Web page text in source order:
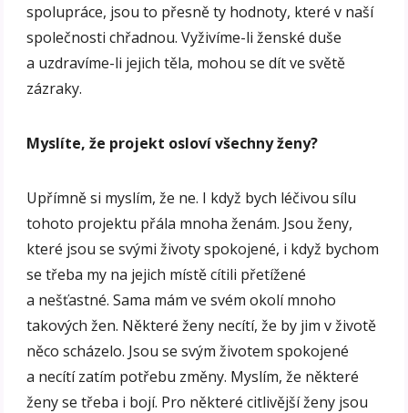
spolupráce, jsou to přesně ty hodnoty, které v naší
společnosti chřadnou. Vyživíme-li ženské duše
a uzdravíme-li jejich těla, mohou se dít ve světě
zázraky.
Myslíte, že projekt osloví všechny ženy?
Upřímně si myslím, že ne. I když bych léčivou sílu
tohoto projektu přála mnoha ženám. Jsou ženy,
které jsou se svými životy spokojené, i když bychom
se třeba my na jejich místě cítili přetížené
a nešťastné. Sama mám ve svém okolí mnoho
takových žen. Některé ženy necítí, že by jim v životě
něco scházelo. Jsou se svým životem spokojené
a necítí zatím potřebu změny. Myslím, že některé
ženy se třeba i bojí. Pro některé citlivější ženy jsou